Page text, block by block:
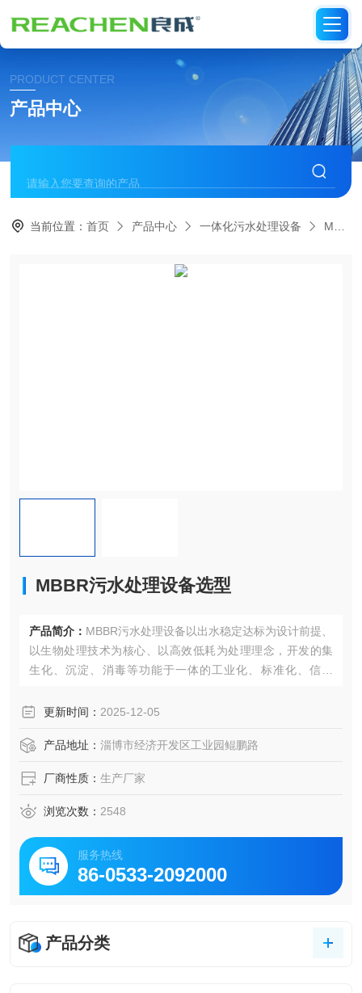
PRODUCT CENTER
产品中心
当前位置：首页 产品中心 一体化污水处理设备 MBBR一体化污水处理设备
MBBR污水处理设备选型
产品简介： MBBR污水处理设备以出水稳定达标为设计前提、
以生物处理技术为核心、以高效低耗为处理理念，开发的集
生化、沉淀、消毒等功能于一体的工业化、标准化、信息
更新时间： 2025-12-05
产品地址： 淄博市经济开发区工业园鲲鹏路
厂商性质： 生产厂家
浏览次数： 2548
服务热线
86-0533-2092000
产品分类